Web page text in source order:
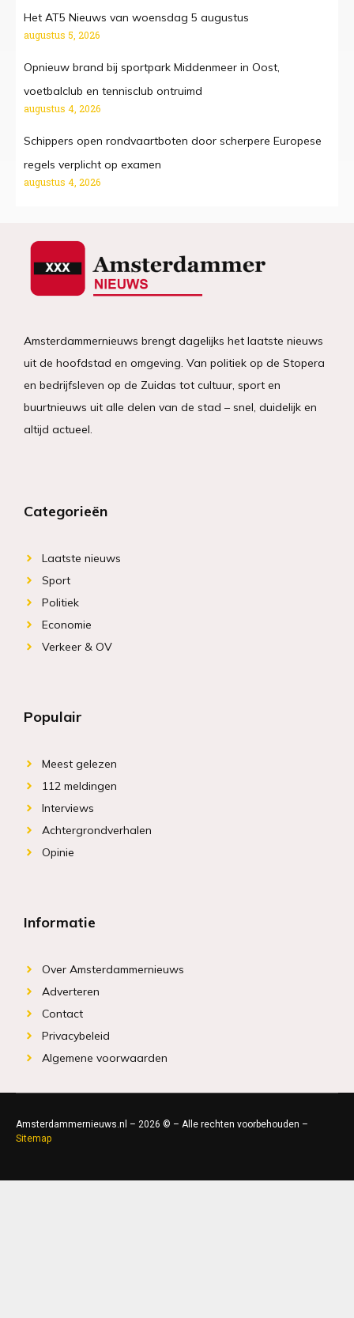
Het AT5 Nieuws van woensdag 5 augustus
augustus 5, 2026
Opnieuw brand bij sportpark Middenmeer in Oost,
voetbalclub en tennisclub ontruimd
augustus 4, 2026
Schippers open rondvaartboten door scherpere Europese
regels verplicht op examen
augustus 4, 2026
Amsterdammernieuws brengt dagelijks het laatste nieuws
uit de hoofdstad en omgeving. Van politiek op de Stopera
en bedrijfsleven op de Zuidas tot cultuur, sport en
buurtnieuws uit alle delen van de stad – snel, duidelijk en
altijd actueel.
Categorieën
Laatste nieuws
Sport
Politiek
Economie
Verkeer & OV
Populair
Meest gelezen
112 meldingen
Interviews
Achtergrondverhalen
Opinie
Informatie
Over Amsterdammernieuws
Adverteren
Contact
Privacybeleid
Algemene voorwaarden
Amsterdammernieuws.nl – 2026 © – Alle rechten voorbehouden –
Sitemap